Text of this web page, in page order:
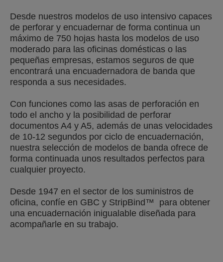
Desde nuestros modelos de uso intensivo capaces
de perforar y encuadernar de forma continua un
máximo de 750 hojas hasta los modelos de uso
moderado para las oficinas domésticas o las
pequeñas empresas, estamos seguros de que
encontrará una encuadernadora de banda que
responda a sus necesidades.
Con funciones como las asas de perforación en
todo el ancho y la posibilidad de perforar
documentos A4 y A5, además de unas velocidades
de 10-12 segundos por ciclo de encuadernación,
nuestra selección de modelos de banda ofrece de
forma continuada unos resultados perfectos para
cualquier proyecto.
Desde 1947 en el sector de los suministros de
oficina, confíe en GBC y StripBind™ para obtener
una encuadernación inigualable diseñada para
acompañarle en su trabajo.